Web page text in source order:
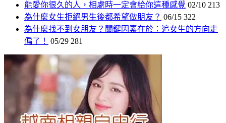
能愛你很久的人，相處時一定會給你這種感覺 02/10 213
為什麼女生拒絕男生後都希望做朋友？ 06/15 322
為什麼找不到女朋友？關鍵因素在於：追女生的方向走
偏了！
05/29 281